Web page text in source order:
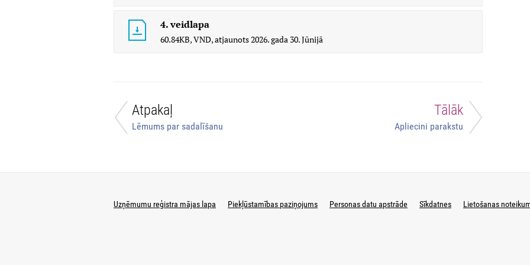
4. veidlapa
60.84KB,VND,atjaunots2026. gada 30. Jūnijā
Tālāk
Apliecini parakstu
Atpakaļ
Lēmums par sadalīšanu
Uzņēmumu reģistra mājas lapa Piekļūstamības paziņojums Personas datu apstrāde Sīkdatnes Lietošanas